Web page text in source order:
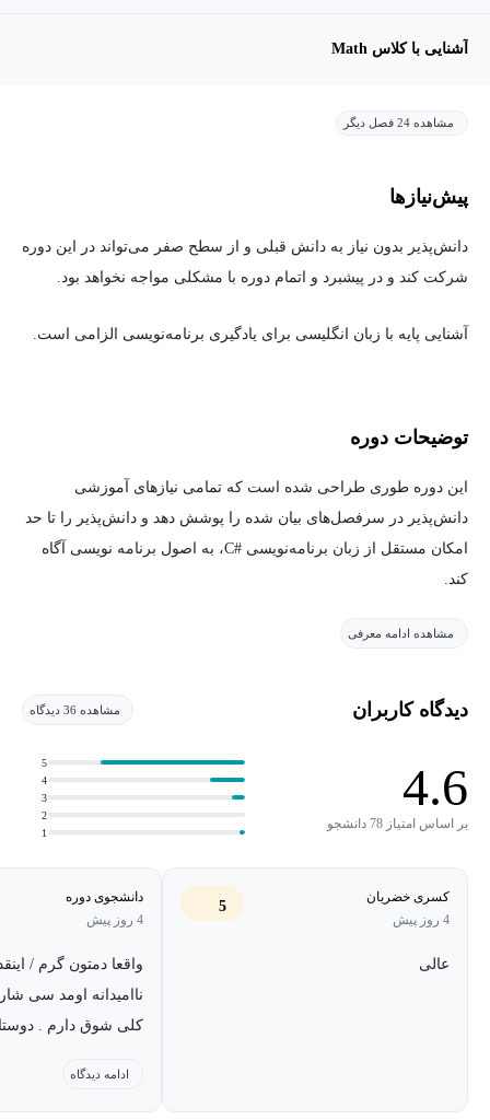
آشنایی با کلاس Math
مشاهده 24 فصل دیگر
پیش‌نیاز‌ها
دانش‌پذیر بدون نیاز به دانش قبلی و از سطح صفر می‌تواند در این دوره
شرکت کند و در پیشبرد و اتمام دوره با مشکلی مواجه نخواهد بود.
آشنایی پایه با زبان انگلیسی برای یادگیری برنامه‌نویسی الزامی است.
توضیحات دوره
این دوره طوری طراحی شده است که تمامی نیازهای آموزشی
دانش‌پذیر در سرفصل‌های بیان شده را پوشش دهد و دانش‌پذیر را تا حد
امکان مستقل از زبان برنامه‌نویسی #C، به اصول برنامه نویسی آگاه
کند.
از این رو برای بالا بردن تسلط دانش‌پذیر به بخش‌های مختلف، اطلاعات
بخش‌ها تفاوت‌های رویکرد در زبان‌های دیگر برنامه‌نویسی به سرفصل
مربوطه نیز بیان و تحلیل شده‌ است.
مشاهده ادامه معرفی
دیدگاه کاربران مشاهده 36 دیدگاه
4.6
بر اساس امتیاز 78 دانشجو
1
2
3
4
5
کسری خضریان
4 روز پیش
5
عالی
دانشجوی دوره
4 روز پیش
واقعا دمتون گرم /
ناامیدانه اومد سی
کلی شوق دارم .
ادامه دیدگاه